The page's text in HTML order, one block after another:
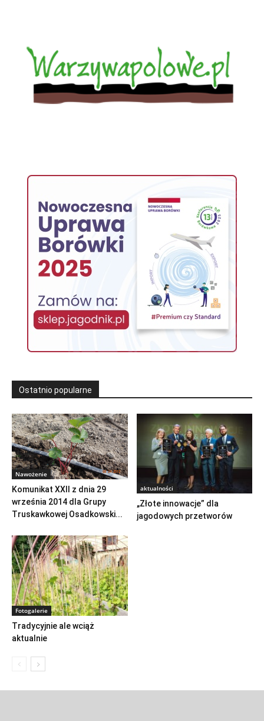
Ostatnio popularne
Nawożenie
Komunikat XXII z dnia 29
września 2014 dla Grupy
Truskawkowej Osadkowski...
aktualności
„Złote innowacje” dla
jagodowych przetworów
Fotogalerie
Tradycyjnie ale wciąż
aktualnie